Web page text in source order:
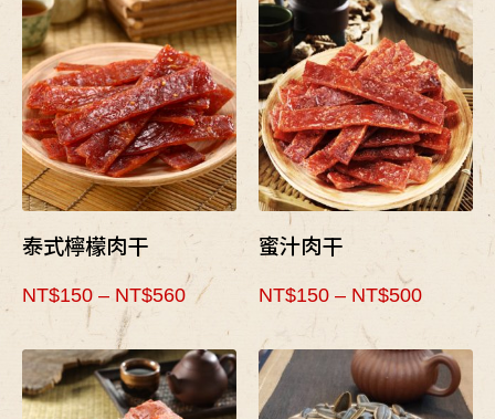
泰式檸檬肉干
NT$150 – NT$560
蜜汁肉干
NT$150 – NT$500